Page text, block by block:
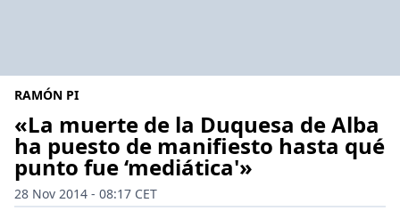
RAMÓN PI
«La muerte de la Duquesa de Alba
ha puesto de manifiesto hasta qué
punto fue ‘mediática'»
28 Nov 2014 - 08:17 CET